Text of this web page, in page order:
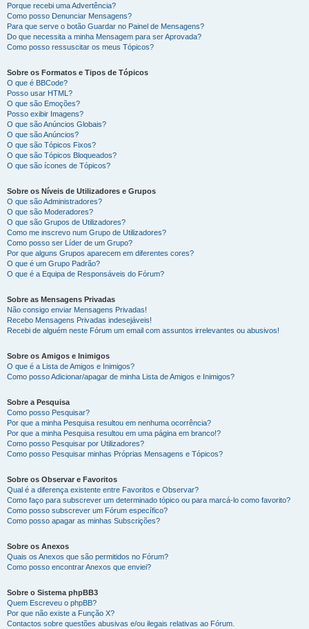
Porque recebi uma Advertência?
Como posso Denunciar Mensagens?
Para que serve o botão Guardar no Painel de Mensagens?
Do que necessita a minha Mensagem para ser Aprovada?
Como posso ressuscitar os meus Tópicos?
Sobre os Formatos e Tipos de Tópicos
O que é BBCode?
Posso usar HTML?
O que são Emoções?
Posso exibir Imagens?
O que são Anúncios Globais?
O que são Anúncios?
O que são Tópicos Fixos?
O que são Tópicos Bloqueados?
O que são ícones de Tópicos?
Sobre os Níveis de Utilizadores e Grupos
O que são Administradores?
O que são Moderadores?
O que são Grupos de Utilizadores?
Como me inscrevo num Grupo de Utilizadores?
Como posso ser Líder de um Grupo?
Por que alguns Grupos aparecem em diferentes cores?
O que é um Grupo Padrão?
O que é a Equipa de Responsáveis do Fórum?
Sobre as Mensagens Privadas
Não consigo enviar Mensagens Privadas!
Recebo Mensagens Privadas indesejáveis!
Recebi de alguém neste Fórum um email com assuntos irrelevantes ou abusivos!
Sobre os Amigos e Inimigos
O que é a Lista de Amigos e Inimigos?
Como posso Adicionar/apagar de minha Lista de Amigos e Inimigos?
Sobre a Pesquisa
Como posso Pesquisar?
Por que a minha Pesquisa resultou em nenhuma ocorrência?
Por que a minha Pesquisa resultou em uma página em branco!?
Como posso Pesquisar por Utilizadores?
Como posso Pesquisar minhas Próprias Mensagens e Tópicos?
Sobre os Observar e Favoritos
Qual é a diferença existente entre Favoritos e Observar?
Como faço para subscrever um determinado tópico ou para marcá-lo como favorito?
Como posso subscrever um Fórum específico?
Como posso apagar as minhas Subscrições?
Sobre os Anexos
Quais os Anexos que são permitidos no Fórum?
Como posso encontrar Anexos que enviei?
Sobre o Sistema phpBB3
Quem Escreveu o phpBB?
Por que não existe a Função X?
Contactos sobre questões abusivas e/ou ilegais relativas ao Fórum.